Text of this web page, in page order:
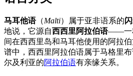
马耳他语（Malti）属于亚非语系的
地说，它源自西西里阿拉伯语——一
间在西西里岛和马耳他使用的阿拉
谱中，西西里阿拉伯语属于马格里
尔及利亚的阿拉伯语有亲缘关系。